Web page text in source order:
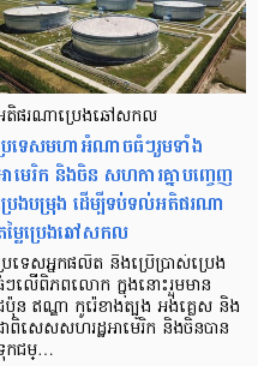
តិផរណាប្រេងឆៅសកល
រទេសមហាអំណាចធំៗរួមទាំង
ាមេរិក និងចិន សហការគ្នាបញ្ចេញ
េងបម្រុង ដើម្បីទប់ទល់អតិផរណា
ម្លៃប្រេងឆៅសកល
រទេសអ្នកផលិត និងប្រើប្រាស់ប្រេង
ៗលើពិភពលោក ក្នុងនោះរួមមាន
ប៉ុន ឥណ្ឌា កូរ៉េខាងត្បូង អង់គ្លេស និង
ាពិសេសសហរដ្ឋអាមេរិក និងចិនបាន
កជម្…